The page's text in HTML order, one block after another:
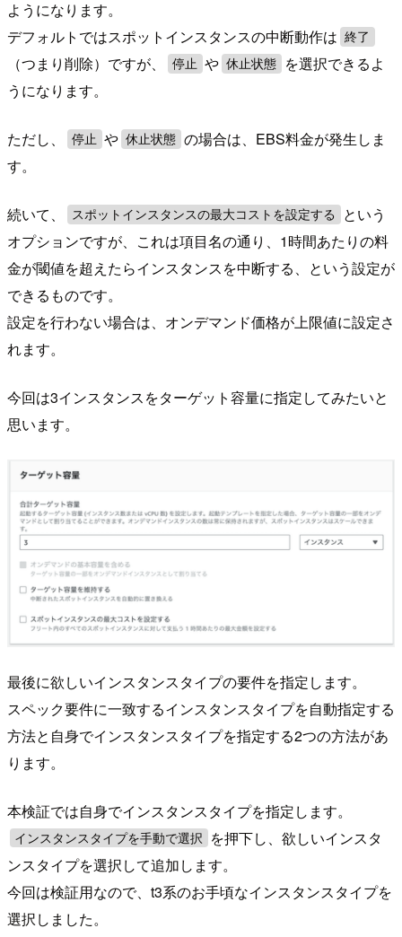
ようになります。
デフォルトではスポットインスタンスの中断動作は 終了
（つまり削除）ですが、 停止 や 休止状態
を選択できるよ
うになります。
ただし、 停止 や 休止状態 の場合は、EBS料金が発生しま
す。
続いて、 スポットインスタンスの最大コストを設定する
という
オプションですが、これは項目名の通り、1時間あたりの料
金が閾値を超えたらインスタンスを中断する、という設定が
できるものです。
設定を行わない場合は、オンデマンド価格が上限値に設定さ
れます。
今回は3インスタンスをターゲット容量に指定してみたいと
思います。
最後に欲しいインスタンスタイプの要件を指定します。
スペック要件に一致するインスタンスタイプを自動指定する
方法と自身でインスタンスタイプを指定する2つの方法があ
ります。
本検証では自身でインスタンスタイプを指定します。
インスタンスタイプを手動で選択
を押下し、欲しいインスタ
ンスタイプを選択して追加します。
今回は検証用なので、t3系のお手頃なインスタンスタイプを
選択しました。